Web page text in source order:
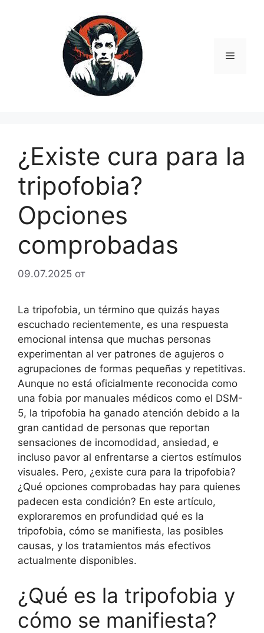
содержимому
Меню
¿Existe cura para la
tripofobia?
Opciones
comprobadas
09.07.2025 от
La tripofobia, un término que quizás hayas
escuchado recientemente, es una respuesta
emocional intensa que muchas personas
experimentan al ver patrones de agujeros o
agrupaciones de formas pequeñas y repetitivas.
Aunque no está oficialmente reconocida como
una fobia por manuales médicos como el DSM-
5, la tripofobia ha ganado atención debido a la
gran cantidad de personas que reportan
sensaciones de incomodidad, ansiedad, e
incluso pavor al enfrentarse a ciertos estímulos
visuales. Pero, ¿existe cura para la tripofobia?
¿Qué opciones comprobadas hay para quienes
padecen esta condición? En este artículo,
exploraremos en profundidad qué es la
tripofobia, cómo se manifiesta, las posibles
causas, y los tratamientos más efectivos
actualmente disponibles.
¿Qué es la tripofobia y
cómo se manifiesta?